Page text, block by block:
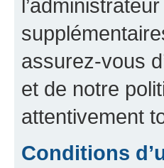
assurez-vous
et de notre
attentivement
Conditions